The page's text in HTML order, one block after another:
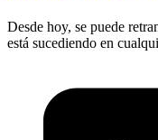
Desde hoy, se puede
está sucediendo en